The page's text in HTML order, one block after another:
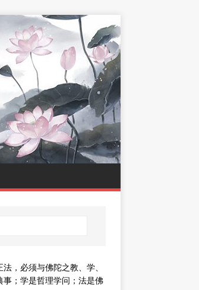
，必须与佛陀之教、学、
；学是哲理学问；法是佛